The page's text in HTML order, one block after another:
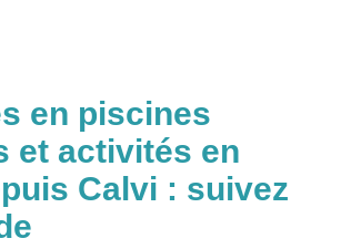
en piscines
et activités en
Calvi : suivez